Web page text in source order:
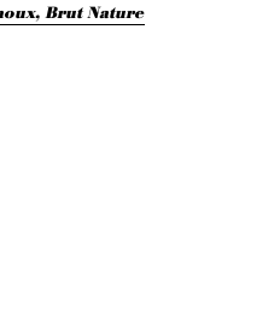
Brut Nature